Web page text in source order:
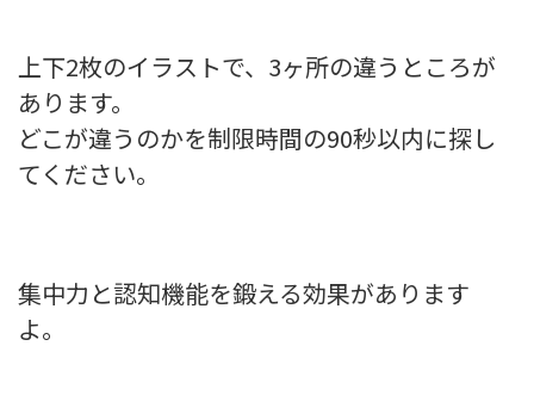
上下2枚のイラストで、3ヶ所の違うところが
あります。
どこが違うのかを制限時間の90秒以内に探し
てください。
集中力と認知機能を鍛える効果があります
よ。